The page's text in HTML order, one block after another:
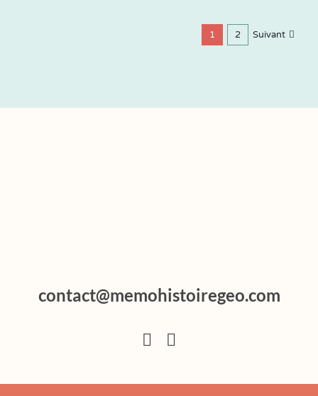
1 2 Suivant
contact@memohistoiregeo.com